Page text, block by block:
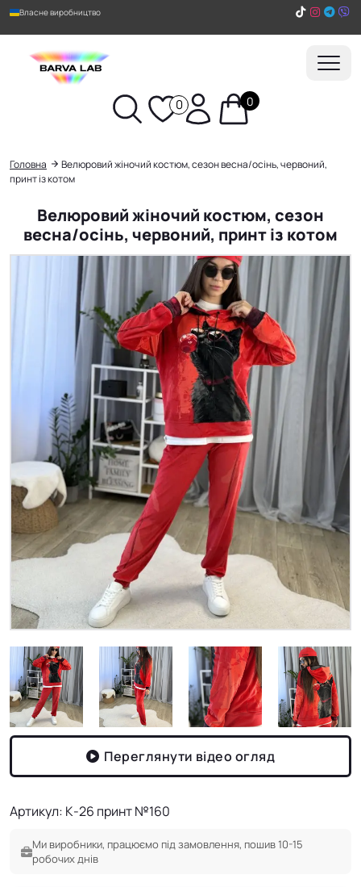
Власне виробництво
0 0
Пошук
Головна
Велюровий жіночий костюм, сезон весна/осінь, червоний,
принт із котом
Велюровий жіночий костюм, сезон
весна/осінь, червоний, принт із котом
Переглянути відео огляд
Артикул: К-26 принт №160
Ми виробники, працюємо під замовлення, пошив 10-15
робочих днів